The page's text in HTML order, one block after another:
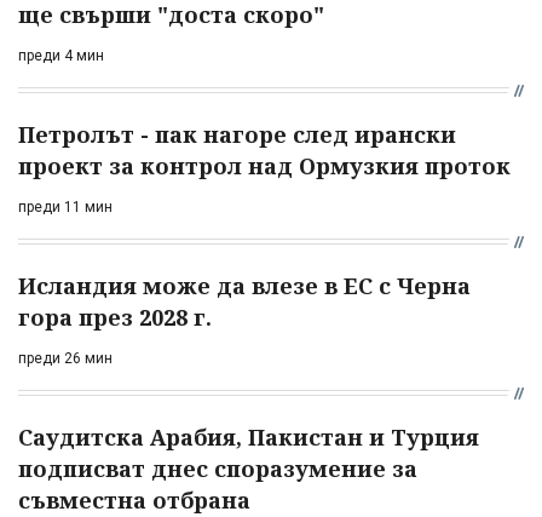
ще свърши "доста скоро"
преди 4 мин
Петролът - пак нагоре след ирански
проект за контрол над Ормузкия проток
преди 11 мин
Исландия може да влезе в ЕС с Черна
гора през 2028 г.
преди 26 мин
Саудитска Арабия, Пакистан и Турция
подписват днес споразумение за
съвместна отбрана